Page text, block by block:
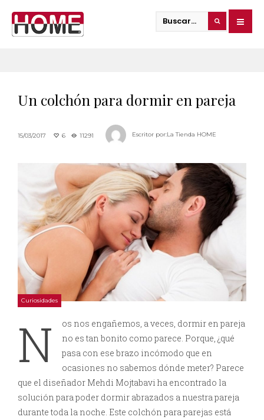
Un colchón para dormir en pareja
15/03/2017 6 11291 Escritor por:La Tienda HOME
Curiosidades
N
os nos engañemos, a veces, dormir en pareja
no es tan bonito como parece. Porque, ¿qué
pasa con ese brazo incómodo que en
ocasiones no sabemos dónde meter? Parece
que el diseñador Mehdi Mojtabavi ha encontrado la
solución para poder dormir abrazados a nuestra pareja
durante toda la noche. Este colchón para parejas está